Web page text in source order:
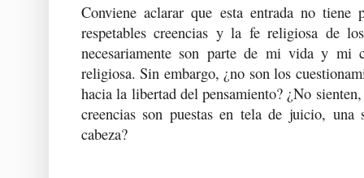
Conviene aclarar que esta entrada no tiene
respetables creencias y la fe religiosa de
necesariamente son parte de mi vida y mi
religiosa. Sin embargo, ¿no son los
hacia la libertad del pensamiento? ¿No
creencias son puestas en tela de juicio, una
cabeza?